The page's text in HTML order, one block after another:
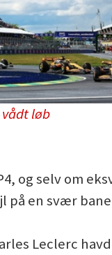
vådt løb
og selv om
på en svær
Leclerc